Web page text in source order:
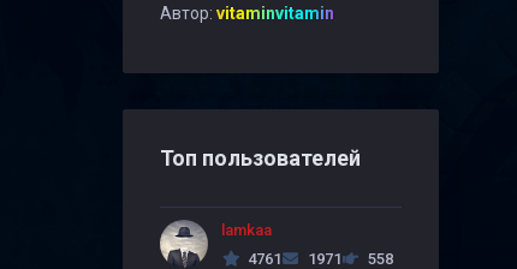
Автор: vitaminvitamin
Топ пользователей
lamkaa
4761
1971 558